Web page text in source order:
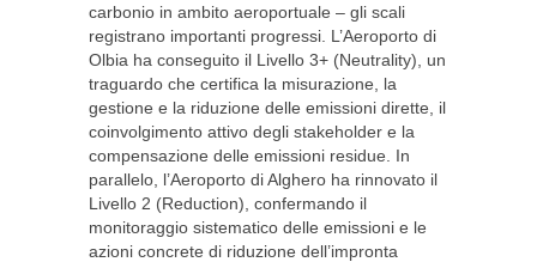
carbonio in ambito aeroportuale – gli scali
registrano importanti progressi. L’Aeroporto di
Olbia ha conseguito il Livello 3+ (Neutrality), un
traguardo che certifica la misurazione, la
gestione e la riduzione delle emissioni dirette, il
coinvolgimento attivo degli stakeholder e la
compensazione delle emissioni residue. In
parallelo, l’Aeroporto di Alghero ha rinnovato il
Livello 2 (Reduction), confermando il
monitoraggio sistematico delle emissioni e le
azioni concrete di riduzione dell’impronta